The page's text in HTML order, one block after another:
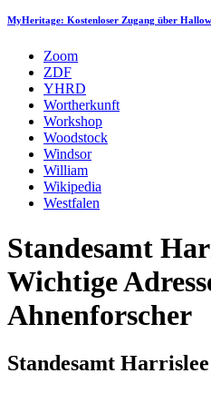
MyHeritage: Kostenloser Zugang über
Zoom
ZDF
YHRD
Wortherkunft
Workshop
Woodstock
Windsor
William
Wikipedia
Westfalen
Standesamt
Wichtige
Ahnenforscher
Standesamt Harrislee